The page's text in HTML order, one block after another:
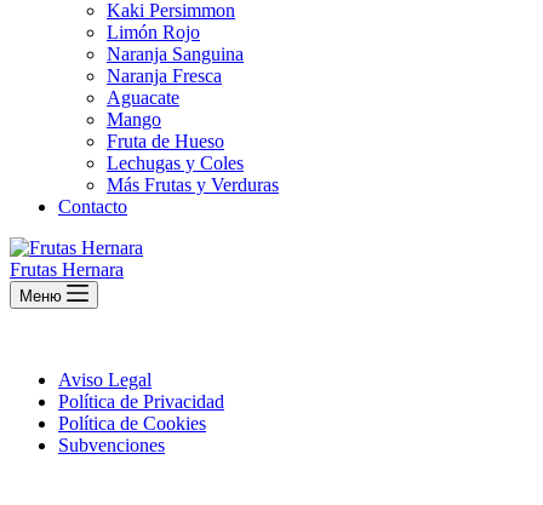
Kaki Persimmon
Limón Rojo
Naranja Sanguina
Naranja Fresca
Aguacate
Mango
Fruta de Hueso
Lechugas y Coles
Más Frutas y Verduras
Contacto
Frutas Hernara
Меню
Aviso Legal
Política de Privacidad
Política de Cookies
Subvenciones